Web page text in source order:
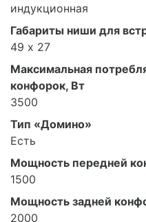
индукционная
Габариты ниши для
49 х 27
Максимальная
конфорок, Вт
3500
Тип «Домино»
Есть
Мощность передней
1500
Мощность задней
2000